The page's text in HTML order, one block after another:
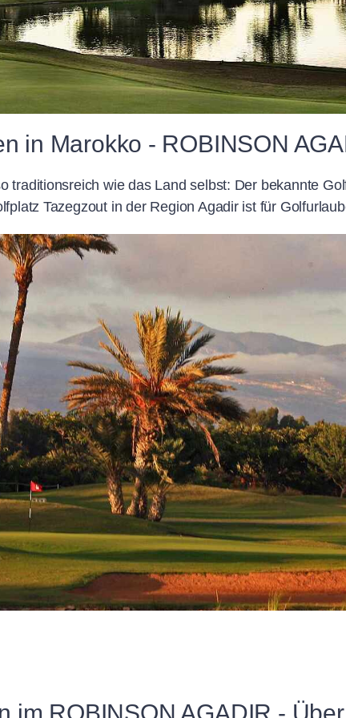
in Marokko - ROBINSON
traditionsreich wie das Land selbst: Der bekannte
Tazegzout in der Region Agadir ist für